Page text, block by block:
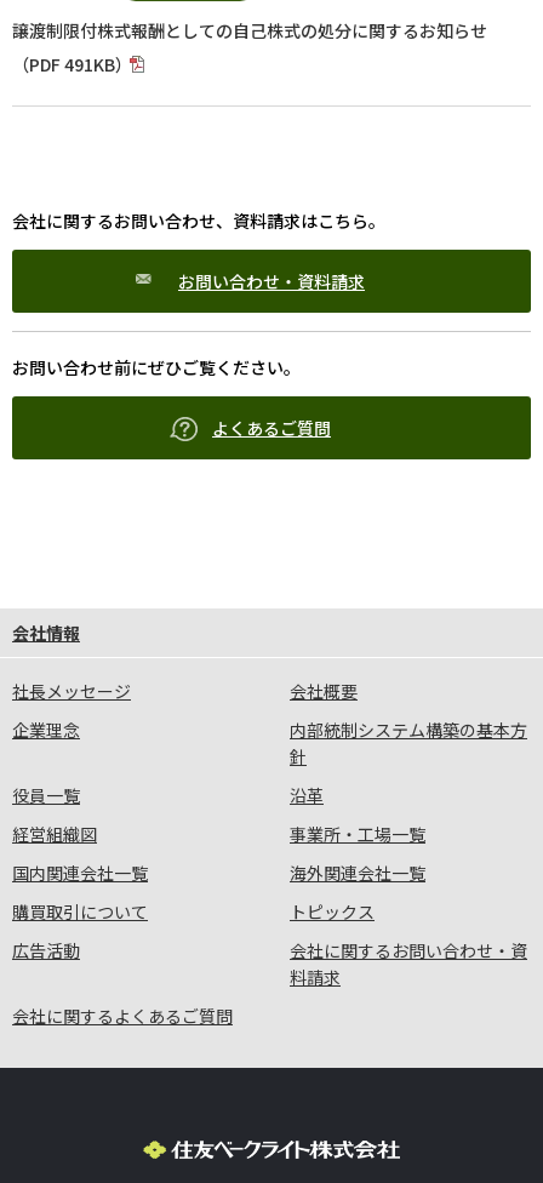
譲渡制限付株式報酬としての自己株式の処分に関するお知らせ
（PDF 491KB）
会社に関するお問い合わせ、資料請求はこちら。
お問い合わせ・資料請求
お問い合わせ前にぜひご覧ください。
よくあるご質問
会社情報
社長メッセージ
会社概要
企業理念
内部統制システム構築の基本方
針
役員一覧
沿革
経営組織図
事業所・工場一覧
国内関連会社一覧
海外関連会社一覧
購買取引について
トピックス
広告活動
会社に関するお問い合わせ・資
料請求
会社に関するよくあるご質問